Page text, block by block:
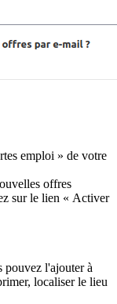
emploi » de votre
offres
sur le lien « Activer
l'ajouter à
localiser le lieu